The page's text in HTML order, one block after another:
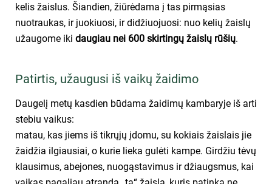
kelis žaislus. Šiandien, žiūrėdama į tas pirmąsias
nuotraukas, ir juokiuosi, ir didžiuojuosi: nuo kelių žaislų
užaugome iki daugiau nei 600 skirtingų žaislų rūšių.
Patirtis, užaugusi iš vaikų žaidimo
Daugelį metų kasdien būdama žaidimų kambaryje iš arti
stebiu vaikus:
matau, kas jiems iš tikrųjų įdomu, su kokiais žaislais jie
žaidžia ilgiausiai, o kurie lieka gulėti kampe. Girdžiu tėvų
klausimus, abejones, nuogąstavimus ir džiaugsmus, kai